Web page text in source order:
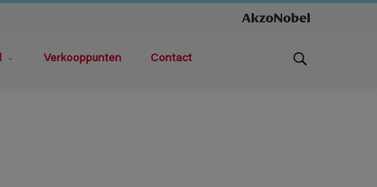
Verkooppunten Contact